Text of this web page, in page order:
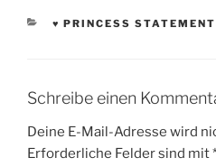
KATEGORIEN
♥ PRINCESS
Schreibe einen
Deine E-Mail-Adresse wird
Erforderliche Felder sind mit